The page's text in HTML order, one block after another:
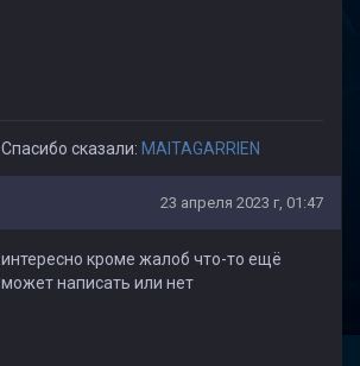
Спасибо сказали: MAITAGARRIEN
23 апреля 2023 г, 01:47
интересно кроме жалоб что-то ещё
может написать или нет